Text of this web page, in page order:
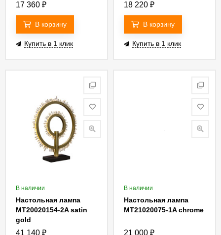
17 360 ₽
В корзину
Купить в 1 клик
18 220 ₽
В корзину
Купить в 1 клик
В наличии
Настольная лампа
MT20020154-2A satin
gold
41 140 ₽
В наличии
Настольная лампа
MT21020075-1A chrome
21 000 ₽